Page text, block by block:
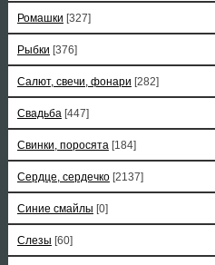
Ромашки [327]
Рыбки [376]
Салют, свечи, фонари [282]
Свадьба [447]
Свинки, поросята [184]
Сердце, сердечко [2137]
Синие смайлы [0]
Слезы [60]